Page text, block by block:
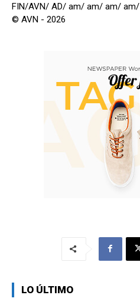
FIN/AVN/ AD/ am/ am/ am/ am/
© AVN - 2026
LO ÚLTIMO